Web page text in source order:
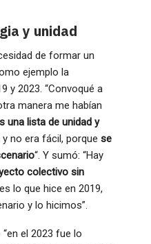
y unidad
de formar un
ejemplo la
y 2023. “Convoqué a
manera me habían
una lista de unidad y
y no era fácil, porque se
“. Y sumó: “Hay
colectivo sin
lo que hice en 2019,
y lo hicimos”.
el 2023 fue lo